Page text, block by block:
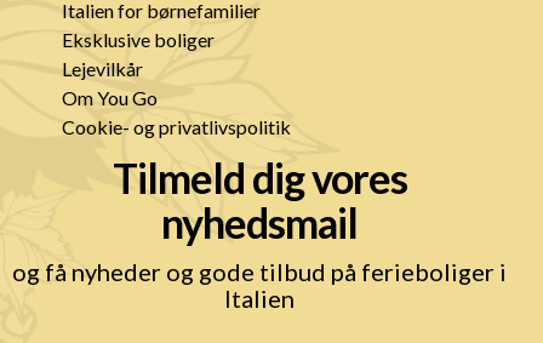
Italien for børnefamilier
Eksklusive boliger
Lejevilkår
Om You Go
Cookie- og privatlivspolitik
Tilmeld dig vores
nyhedsmail
og få nyheder og gode tilbud på ferieboliger i
Italien